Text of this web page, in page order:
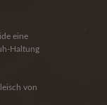
eine
Haltung
von